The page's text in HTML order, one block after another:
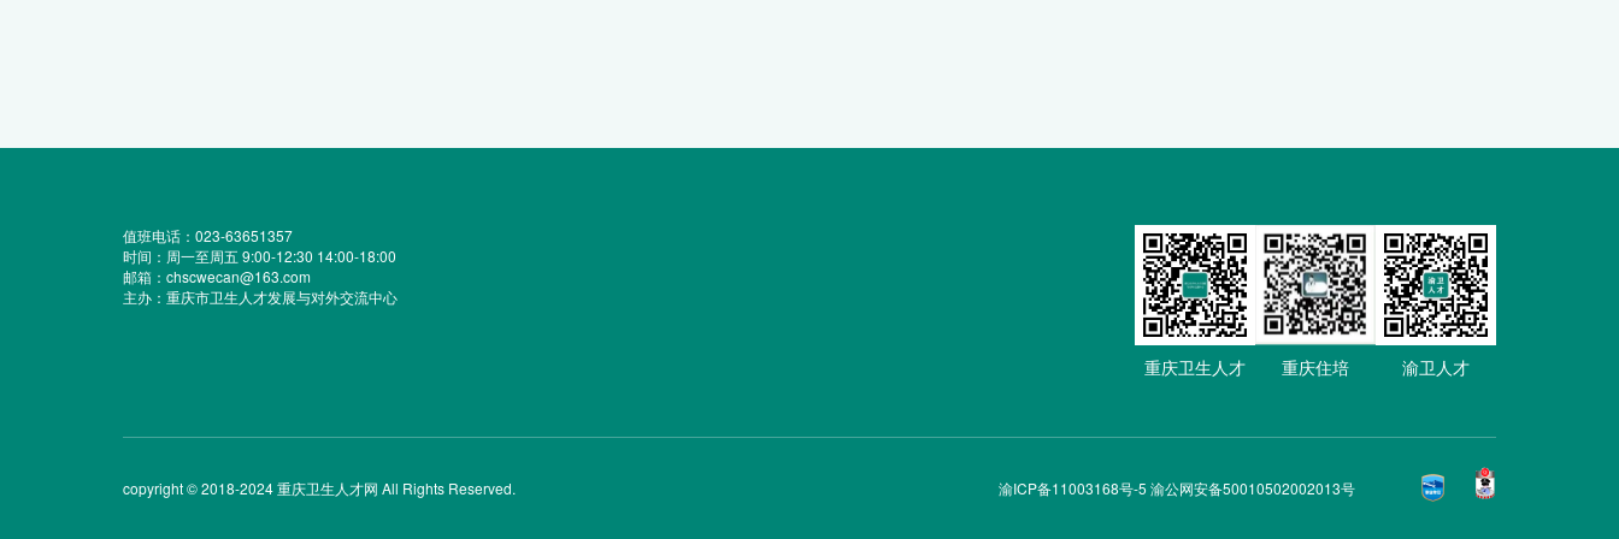
值班电话：023-63651357
时间：周一至周五 9:00-12:30 14:00-18:00
邮箱：chscwecan@163.com
主办：重庆市卫生人才发展与对外交流中心
重庆卫生人才 重庆住培 渝卫人才
copyright © 2018-2024 重庆卫生人才网 All Rights Reserved. 渝ICP备11003168号-5 渝公网安备50010502002013号